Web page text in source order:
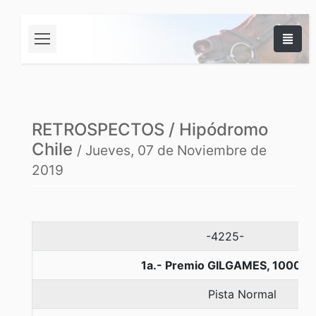
RETROSPECTOS / Hipódromo
Chile / Jueves, 07 de Noviembre de
2019
-4225-
1a.- Premio GILGAMES, 1000
Pista Normal